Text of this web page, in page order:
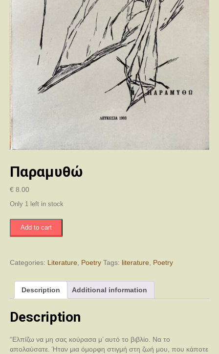
Παραμυθώ
€ 8.00
Only 1 left in stock
Παραμυθώ
Add to cart
Categories: Literature Poetry Tags: literature Poetry
Description Additional information
Description
“Ελπίζω να μη σας κούρασα μ’ αυτό το βιβλίο. Να το
απολαύσατε. Ήταν μια όμορφη στιγμή στη ζωή μου, που κάποτε